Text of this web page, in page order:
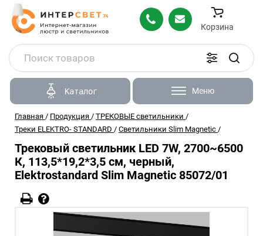
Корзина
Каталог Меню
Главная / Продукция / ТРЕКОВЫЕ светильники /
Треки ELEKTRO- STANDARD / Светильники Slim Magnetic /
Трековый светильник LED 7W, 2700~6500
К, 113,5*19,2*3,5 см, черный,
Elektrostandard Slim Magnetic 85072/01